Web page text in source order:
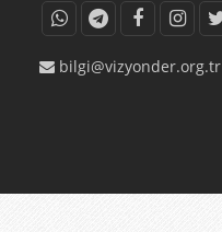
bilgi@vizyonder.org.tr